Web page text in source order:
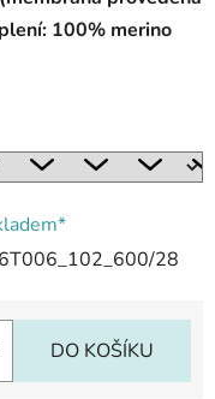
100% merino
28
DO KOŠÍKU